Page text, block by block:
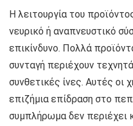
Η λειτουργία του
νευρικό ή αναπνευστικό
επικίνδυνο. Πολλά
συνταγή περιέχουν
συνθετικές ίνες. Αυτές οι
επιζήμια επίδραση στο
συμπλήρωμα δεν περιέχει